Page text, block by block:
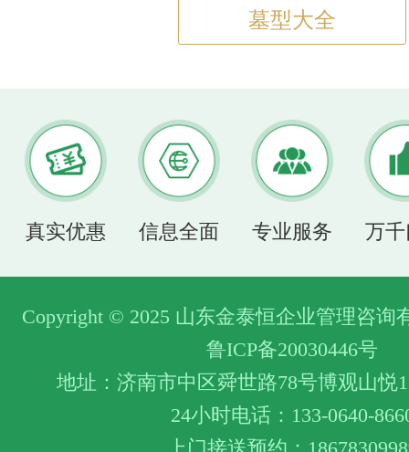
墓型大全
真实优惠 信息全面 专业服务 万
Copyright © 2025 山东金泰恒企业管理咨询
鲁ICP备20030446号
地址：济南市中区舜世路78号博观山悦
24小时电话：133-0640-